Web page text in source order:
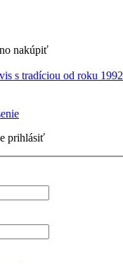
nakúpiť
s tradíciou od roku 1992
prihlásiť